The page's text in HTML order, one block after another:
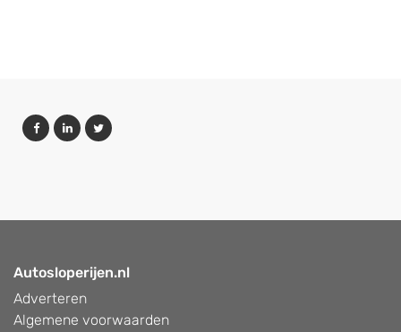
Autosloperijen.nl
Adverteren
Algemene voorwaarden